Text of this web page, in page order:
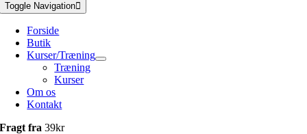
Toggle Navigation
Forside
Butik
Kurser/Træning
Træning
Kurser
Om os
Kontakt
Fragt fra39kr